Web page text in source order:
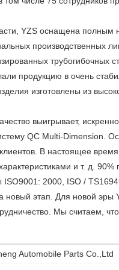
YZS оснащена полным
производственных
трубогибочных
продукцию в очень
изготовлены из
выигрывает,
QC Multi-Dimension.
В настоящее время
и т. д. 90%
2000, ISO /
этап. Для новой эры
Мы считаем,
Automobile Parts Co.,Ltd